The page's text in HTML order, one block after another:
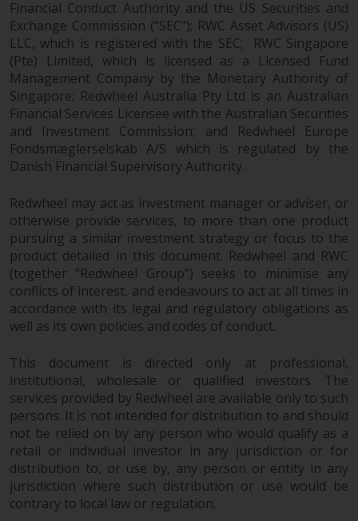
Informationen über Redwheel
Funds, eine
Investmentgesellschaft, die als
„Société d’Investissement à
Capital Variable“ nach
luxemburgischem Recht
gegründet wurde. Die Teilfonds
von Redwheel Funds, auf die auf
der Website verwiesen wird,
Verkaufsprospekt angeboten. Der
Verkaufsprospekt enthält
vollständigere Informationen
über die Teilfonds, einschließlich
der Anlageziele, Gebühren und
Ausgaben. Der Verkaufsprospekt
und andere Informationen zu den
Teilfonds werden jedoch nicht
absichtlich an Personen in
Ländern verteilt, in denen eine
solche Verteilung gegen lokale
Gesetze oder Vorschriften
verstoßen würde.
Informationen für Anleger in den
Financial Conduct Authority and the US Securities and
Exchange Commission (“SEC”); RWC Asset Advisors (US)
LLC, which is registered with the SEC; RWC Singapore
(Pte) Limited, which is licensed as a Licensed Fund
Management Company by the Monetary Authority of
Singapore; Redwheel Australia Pty Ltd is an Australian
Financial Services Licensee with the Australian Securities
and Investment Commission; and Redwheel Europe
Fondsmæglerselskab A/S which is regulated by the
Danish Financial Supervisory Authority.
Redwheel may act as investment manager or adviser, or
otherwise provide services, to more than one product
pursuing a similar investment strategy or focus to the
product detailed in this document. Redwheel and RWC
(together “Redwheel Group”) seeks to minimise any
conflicts of interest, and endeavours to act at all times in
accordance with its legal and regulatory obligations as
well as its own policies and codes of conduct.
This document is directed only at professional,
institutional, wholesale or qualified investors. The
services provided by Redwheel are available only to such
persons. It is not intended for distribution to and should
not be relied on by any person who would qualify as a
retail or individual investor in any jurisdiction or for
distribution to, or use by, any person or entity in any
jurisdiction where such distribution or use would be
contrary to local law or regulation.